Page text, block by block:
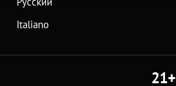
Italiano
21+